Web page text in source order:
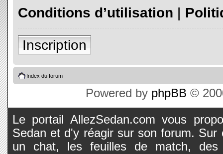
Conditions d’utilisation |
Inscription
Index du forum
Powered by phpBB ©
Le portail AllezSedan.com vous
Sedan et d'y réagir sur son forum.
un chat, les feuilles de match, des